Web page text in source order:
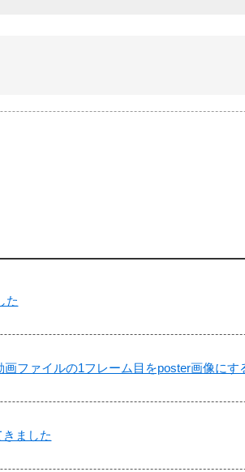
た
ファイルの1フレーム目をposter画像にす
ました